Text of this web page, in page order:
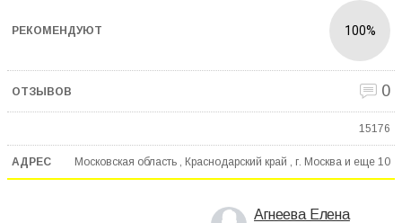
100%
0
15176
Московская область , Краснодарский край , г. Москва и еще 10
Агнеева Елена